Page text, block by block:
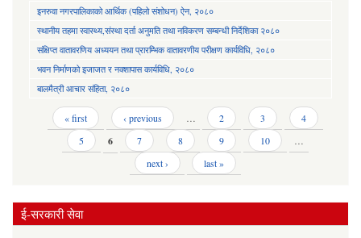
इनरुवा नगरपालिकाको आर्थिक (पहिलो संशोधन) ऐन, २०८०
स्थानीय तहमा स्वास्थ्य,संस्था दर्ता अनुमति तथा नविकरण सम्बन्धी निर्देशिका २०८०
संक्षिप्त वातावरणिय अध्ययन तथा प्रारम्भिक वातावरणीय परीक्षण कार्यविधि, २०८०
भवन निर्माणको इजाजत र नक्शापास कार्यविधि, २०८०
बालमैत्री आचार संहिता, २०८०
Pages « first ‹ previous … 2 3
4
5
6 7 8 9 10
…
next ›
last »
ई-सरकारी सेवा